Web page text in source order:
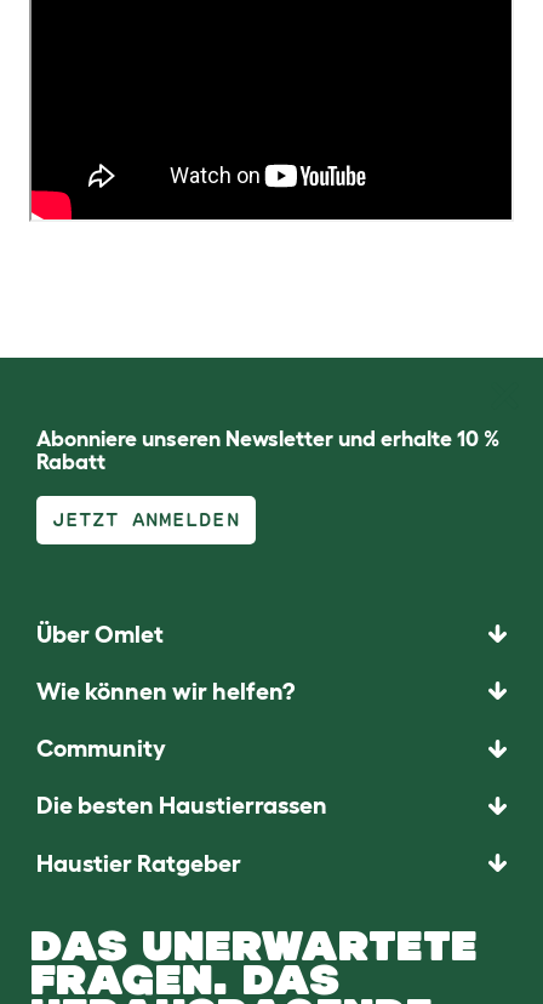
Abonniere unseren Newsletter und erhalte 10 %
Rabatt
JETZT ANMELDEN
Über Omlet
Wie können wir helfen?
Community
Die besten Haustierrassen
Haustier Ratgeber
DAS UNERWARTETE
FRAGEN. DAS